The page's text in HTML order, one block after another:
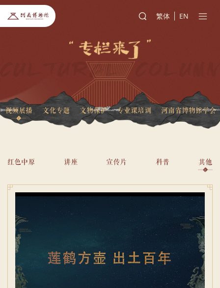
繁体 EN
视频展播 文化专题 文物保护 专业课培训 河南省博物馆学会
红色中原 讲座 宣传片 科普 其他